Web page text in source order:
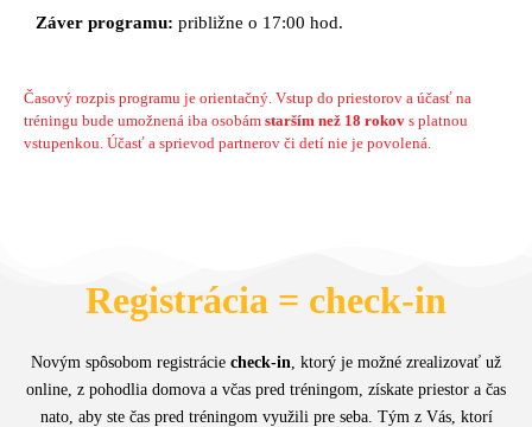
Záver programu: približne o 17:00 hod.
Časový rozpis programu je orientačný. Vstup do priestorov a účasť na
tréningu bude umožnená iba osobám starším než 18 rokov s platnou
vstupenkou. Účasť a sprievod partnerov či detí nie je povolená.
Registrácia = check-in
Novým spôsobom registrácie check-in, ktorý je možné zrealizovať už
online, z pohodlia domova a včas pred tréningom, získate priestor a čas
nato, aby ste čas pred tréningom využili pre seba. Tým z Vás, ktorí